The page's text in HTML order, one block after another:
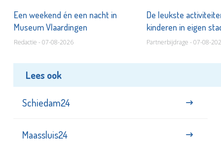
Een weekend én een nacht in
Museum Vlaardingen
Redactie - 07-08-2026
De leukste
kinderen in eigen
Partnerbijdrage - 07-08-
Lees ook
Schiedam24
Maassluis24